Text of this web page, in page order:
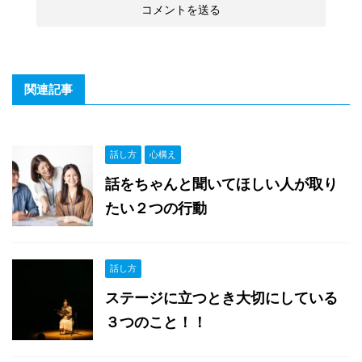
関連記事
話し方 心構え
話をちゃんと聞いてほしい人が取り
たい２つの行動
話し方
ステージに立つとき大切にしている
３つのこと！！